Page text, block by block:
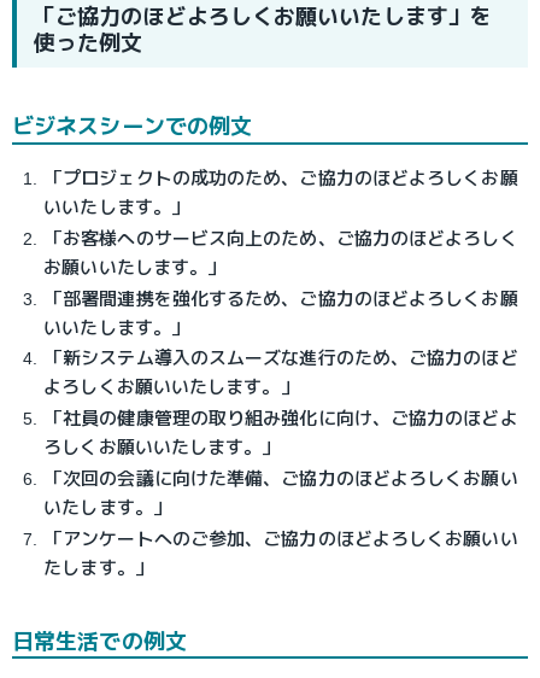
「ご協力のほどよろしくお願いいたします」を
使った例文
ビジネスシーンでの例文
「プロジェクトの成功のため、ご協力のほどよろしくお願
いいたします。」
「お客様へのサービス向上のため、ご協力のほどよろしく
お願いいたします。」
「部署間連携を強化するため、ご協力のほどよろしくお願
いいたします。」
「新システム導入のスムーズな進行のため、ご協力のほど
よろしくお願いいたします。」
「社員の健康管理の取り組み強化に向け、ご協力のほどよ
ろしくお願いいたします。」
「次回の会議に向けた準備、ご協力のほどよろしくお願い
いたします。」
「アンケートへのご参加、ご協力のほどよろしくお願いい
たします。」
日常生活での例文